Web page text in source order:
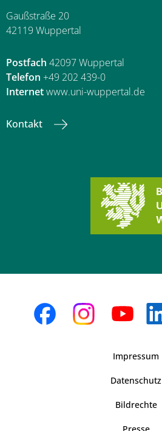
Gaußstraße 20
42119 Wuppertal
Postfach 42097 Wuppertal
Telefon +49 202 439-0
Internetwww.uni-wuppertal.de
Kontakt
Impressum
Datenschutz
Bildrechte